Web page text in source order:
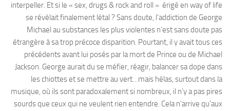
interpeller. Et si le « sex, drugs & rock and roll » érigé en way of life
se révèlait finalement létal ? Sans doute, l’addiction de George
Michael au substances les plus violentes n’est sans doute pas
étrangère à sa trop précoce disparition. Pourtant, il y avait tous ces
précédents avant lui posés par la mort de Prince ou de Michael
Jackson. George aurait du se méfier, réagir, balancer sa dope dans
les chiottes et se mettre au vert…mais hélas, surtout dans la
musique, où ils sont paradoxalement si nombreux, il n’y a pas pires
sourds que ceux qui ne veulent rien entendre. Cela n’arrive qu’aux